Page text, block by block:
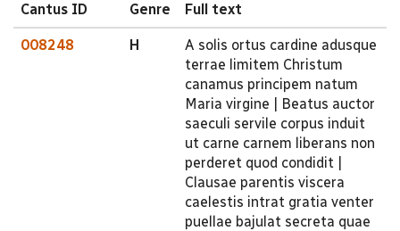
Cantus ID Genre Full text
008248 H
A solis ortus cardine adusque
terrae limitem Christum
canamus principem natum
Maria virgine | Beatus auctor
saeculi servile corpus induit
ut carne carnem liberans non
perderet quod condidit |
Clausae parentis viscera
caelestis intrat gratia venter
puellae bajulat secreta quae